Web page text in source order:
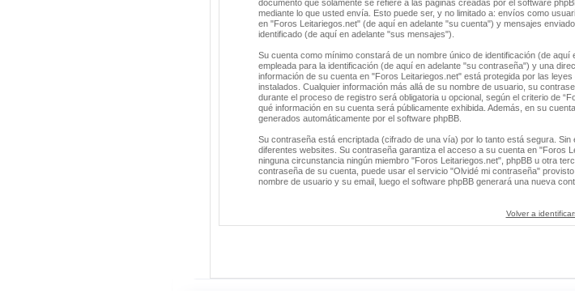
documento que solamente se refiere a las páginas creadas por el software
mediante lo que usted envía. Esto puede ser, y no limitado a: envíos como
en "Foros Leitariegos.net" (de aquí en adelante "su cuenta") y mensajes
identificado (de aquí en adelante "sus mensajes").
Su cuenta como mínimo constará de un nombre único de identificación (de
empleada para la identificación (de aquí en adelante "su contraseña") y una
información de su cuenta en "Foros Leitariegos.net" está protegida por las
instalados. Cualquier información más allá de su nombre de usuario, su
durante el proceso de registro será obligatoria u opcional, según el criterio de
qué información en su cuenta será públicamente exhibida. Además, en su
generados automáticamente por el software phpBB.
Su contraseña está encriptada (cifrado de una vía) por lo tanto está segura.
diferentes websites. Su contraseña garantiza el acceso a su cuenta en "Foros
ninguna circunstancia ningún miembro "Foros Leitariegos.net", phpBB u otra
contraseña de su cuenta, puede usar el servicio "Olvidé mi contraseña"
nombre de usuario y su email, luego el software phpBB generará una nueva
Volver a